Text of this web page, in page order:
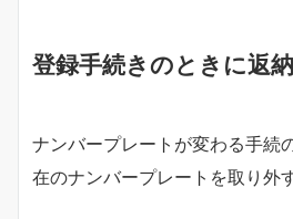
登録手続きのときに返
ナンバープレートが変わる手続
在のナンバープレートを取り外